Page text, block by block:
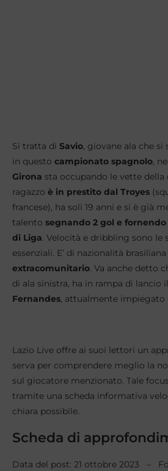
Si tratta di Savio, giovane ala che
in questo campionato spagnolo,
Girona sta occupando le vette della
ragazzo è in prestito dal Troyes
francese), ha soli 19 anni e si è già
talento segnando 2 gol e
di Liga. Velocità e dribbling sono le
essenziali. E’ di nazionalità
extracomunitario. Va anche detto
di ala sinistra, ha in rampa di lancio il
Fernandes, attualmente impiegato
Lazio Live offre ai suoi lettori un
serva per comprendere meglio la
sul giocatore menzionato. Tale
tramite una scheda informativa
chiara possibile.
Scheda di
Data del post: 21 ottobre 2023 –